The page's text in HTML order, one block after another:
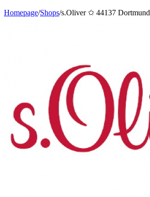
Homepage/Shops/s.Oliver ✩ 44137 Dortmund